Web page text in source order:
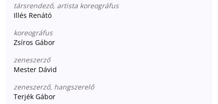
társrendező, artista koreográfus
Illés Renátó
koreográfus
Zsíros Gábor
zeneszerző
Mester Dávid
zeneszerző, hangszerelő
Terjék Gábor